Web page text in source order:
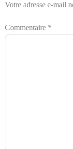
Votre adresse e-mail
Commentaire *